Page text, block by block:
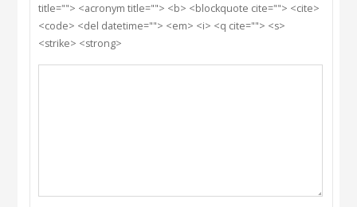
title=""> <acronym title=""> <b> <blockquote cite=""> <cite>
<code> <del datetime=""> <em> <i> <q cite=""> <s>
<strike> <strong>